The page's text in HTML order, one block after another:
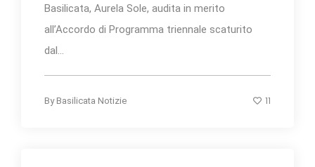
Basilicata, Aurela Sole, audita in merito
all’Accordo di Programma triennale scaturito
dal...
By Basilicata Notizie 11